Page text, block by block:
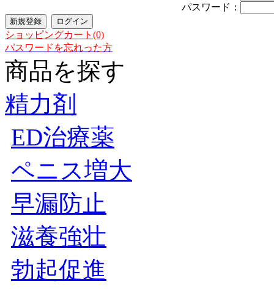
パスワード：
ショッピングカート(0)
パスワードを忘れった方
商品を探す
精力剤
ED治療薬
ペニス増大
早漏防止
滋養強壮
勃起促進